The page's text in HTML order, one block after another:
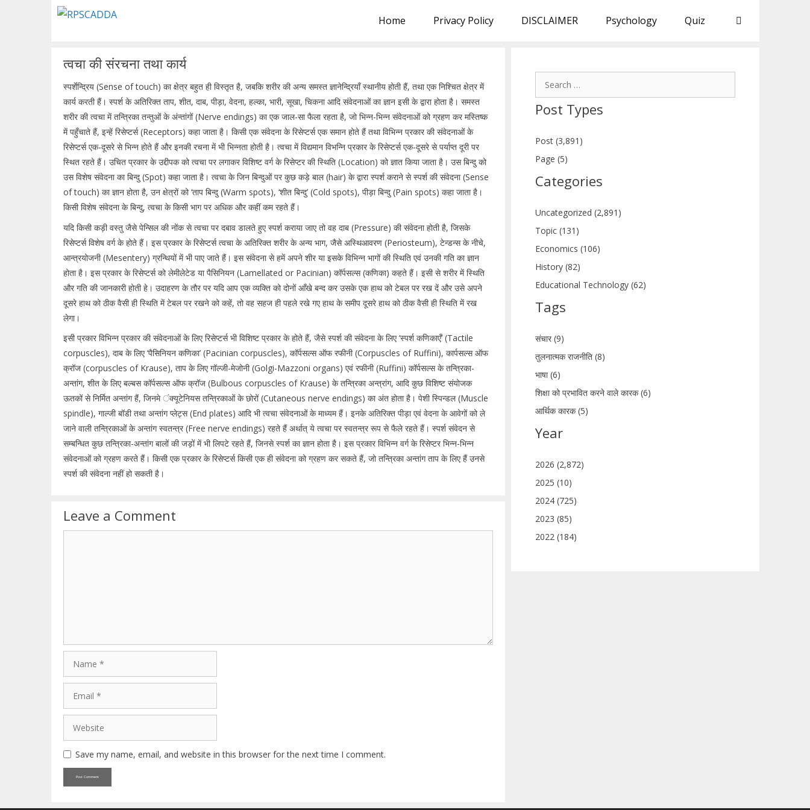
Home Privacy Policy DISCLAIMER Psychology Quiz
त्वचा की संरचना तथा कार्य
स्पर्शेन्द्रिय (Sense of touch) का क्षेत्र बहुत ही विस्तृत है, जबकि शरीर की अन्य समस्त ज्ञानेन्द्रियाँ स्थानीय होती हैं, तथा एक निश्चित क्षेत्र में
कार्य करती हैं। स्पर्श के अतिरिक्त ताप, शीत, दाब, पीड़ा, वेदना, हल्का, भारी, सूखा, चिकना आदि संवेदनाओं का ज्ञान इसी के द्वारा होता है। समस्त
शरीर की त्वचा में तन्त्रिका तन्तुओं के अंन्तांगों (Nerve endings) का एक जाल-सा फैला रहता है, जो भिन्न-भिन्न संवेदनाओं को ग्रहण कर मस्तिष्क
में पहुँचाते हैं, इन्हें रिसेप्टर्स (Receptors) कहा जाता है। किसी एक संवेदना के रिसेप्टर्स एक समान होते हैं तथा विभिन्न प्रकार की संवेदनाओं के
रिसेप्टर्स एक-दूसरे से भिन्न होते हैं और इनकी रचना में भी भिन्नता होती है। त्वचा में विद्यमान विभन्नि प्रकार के रिसेप्टर्स एक-दूसरे से पर्याप्त दूरी पर
स्थित रहते हैं। उचित प्रकार के उद्दीपक को त्वचा पर लगाकर विशिष्ट वर्ग के रिसेप्टर की स्थिति (Location) को ज्ञात किया जाता है। उस बिन्दु को
उस विशेष संवेदना का बिन्दु (Spot) कहा जाता है। त्वचा के जिन बिन्दुओं पर कुछ कड़े बाल (hair) के द्वारा स्पर्श कराने से स्पर्श की संवेदना (Sense
of touch) का ज्ञान होता है, उन क्षेत्रों को ‘ताप बिन्दु (Warm spots), ‘शीत बिन्दु’ (Cold spots), पीड़ा बिन्दु (Pain spots) कहा जाता है।
किसी विशेष संवेदना के बिन्दु, त्वचा के किसी भाग पर अधिक और कहीं कम रहते हैं।
यदि किसी कड़ी वस्तु जैसे पेन्सिल की नोंक से त्वचा पर दबाव डालते हुए स्पर्श कराया जाए तो वह दाब (Pressure) की संवेदना होती है, जिसके
रिसेप्टर्स विशेष वर्ग के होते हैं। इस प्रकार के रिसेप्टर्स त्वचा के अतिरिक्त शरीर के अन्य भाग, जैसे अस्थिआवरण (Periosteum), टेन्डन्स के नीचे,
आन्त्रयोजनी (Mesentery) ग्रन्थियों में भी पाए जाते हैं। इस संवेदना से हमें अपने शीर या इसके विभिन्न भागों की स्थिति एवं उनकी गति का ज्ञान
होता है। इस प्रकार के रिसेप्टर्स को लेमीलेटेड या पैसिनियन (Lamellated or Pacinian) कॉर्पसल्स (कणिका) कहते हैं। इसी से शरीर में स्थिति
और गति की जानकारी होती हे। उदाहरण के तौर पर यदि आप एक व्यक्ति को दोनों आँखे बन्द कर उसके एक हाथ को टेबल पर रख दें और उसे अपने
दूसरे हाथ को ठीक वैसी ही स्थिति में टेबल पर रखने को कहें, तो वह सहज ही पहले रखे गए हाथ के समीप दूसरे हाथ को ठीक वैसी ही स्थिति में रख
लेगा।
इसी प्रकार विभिन्न प्रकार की संवेदनाओं के लिए रिसेप्टर्स भी विशिष्ट प्रकार के होते हैं, जैसे स्पर्श की संवेदना के लिए ‘स्पर्श कणिकाएँ’ (Tactile
corpuscles), दाब के लिए ‘पैसिनियन कणिका’ (Pacinian corpuscles), कॉर्पसल्स ऑफ रफीनी (Corpuscles of Ruffini), कार्पसल्स ऑफ
क्रॉज (corpuscles of Krause), ताप के लिए गॉल्जी-मेजोनी (Golgi-Mazzoni organs) एवं रफीनी (Ruffini) कॉर्पसल्स के तन्त्रिका-
अन्तांग, शीत के लिए बल्बस कॉर्पसल्स ऑफ क्रॉज (Bulbous corpuscles of Krause) के तन्त्रिका अन्त्रांग, आदि कुछ विशिष्ट संयोजक
ऊतकों से निर्मित अन्तांग हैं, जिनमे ंक्यूटेनियस तन्त्रिकाओं के छोरों (Cutaneous nerve endings) का अंत होता है। पेशी स्पिन्डल (Muscle
spindle), गाल्जी बॉडी तथा अन्तांग प्लेट्स (End plates) आदि भी त्वचा संवेदनाओं के माध्यम हैं। इनके अतिरिक्त पीड़ा एवं वेदना के आवेगों को ले
जाने वाली तन्त्रिकाओं के अन्तांग स्वतन्त्र (Free nerve endings) रहते हैं अर्थात् ये त्वचा पर स्वतन्त्र रूप से फैले रहते हैं। स्पर्श संवेदन से
सम्बन्धित कुछ तन्त्रिका-अन्तांग बालों की जड़ों में भी लिपटे रहते हैं, जिनसे स्पर्श का ज्ञान होता है। इस प्रकार विभिन्न वर्ग के रिसेप्टर भिन्न-भिन्न
संवेदनाओं को ग्रहण करते हैं। किसी एक प्रकार के रिसेप्टर्स किसी एक ही संवेदना को ग्रहण कर सकते हैं, जो तन्त्रिका अन्तांग ताप के लिए हैं उनसे
स्पर्श की संवेदना नहीं हो सकती है।
Leave a Comment
Website
Save my name, email, and website in this browser for the next time I comment.
Post Types
Post (3,891)
Page (5)
Categories
Uncategorized (2,891)
Topic (131)
Economics (106)
History (82)
Educational Technology (62)
Tags
संचार (9)
तुलनात्मक राजनीति (8)
भाषा (6)
शिक्षा को प्रभावित करने वाले कारक (6)
आर्थिक कारक (5)
Year
2026 (2,872)
2025 (10)
2024 (725)
2023 (85)
2022 (184)